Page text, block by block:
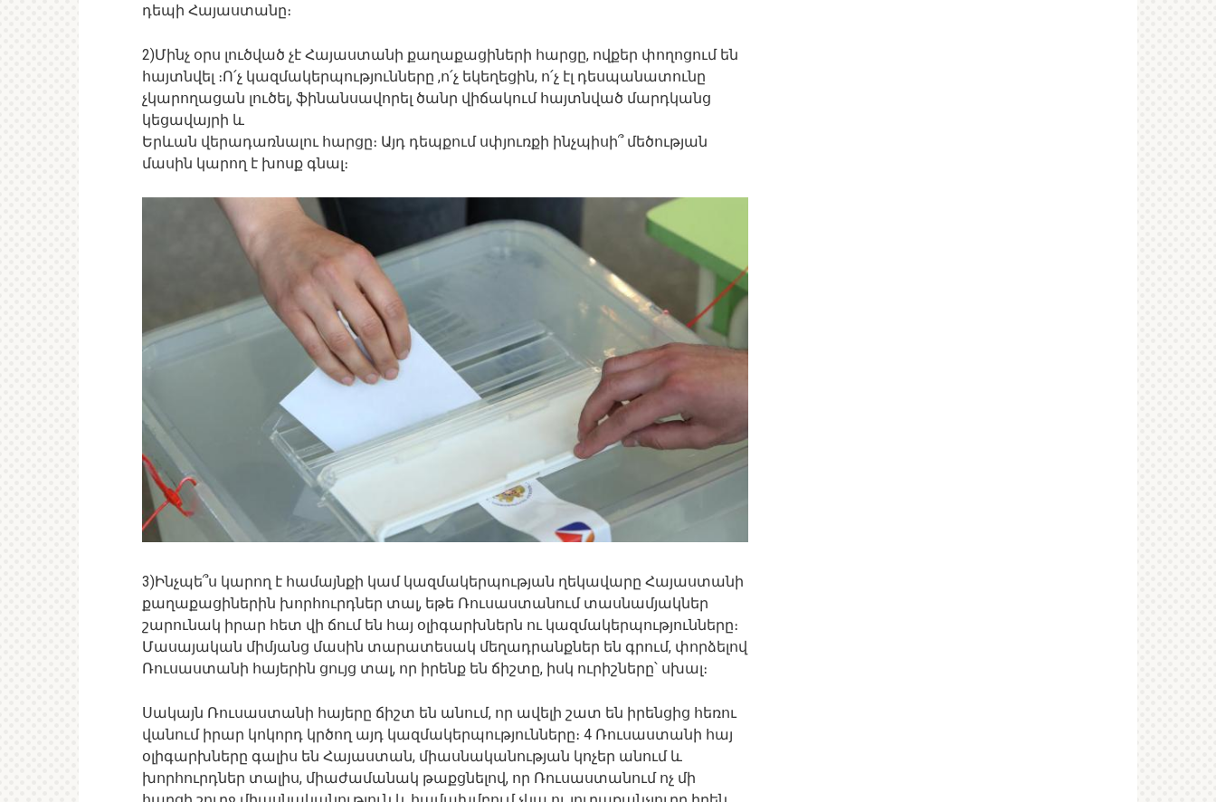
դեպի Հայաստանը։
2)Մինչ օրս լուծված չէ Հայաստանի քաղաքացիների հարցը, ովքեր փողոցում են
հայտնվել ։Ո՛չ կազմակերպությունները ,ո՛չ եկեղեցին, ո՛չ էլ դեսպանատունը
չկարողացան լուծել, ֆինանսավորել ծանր վիճակում հայտնված մարդկանց
կեցավայրի և
Երևան վերադառնալու հարցը։ Այդ դեպքում սփյուռքի ինչպիսի՞ մեծության
մասին կարող է խոսք գնալ։
3)Ինչպե՞ս կարող է համայնքի կամ կազմակերպության ղեկավարը Հայաստանի
քաղաքացիներին խորհուրդներ տալ, եթե Ռուսաստանում տասնամյակներ
շարունակ իրար հետ վի ճում են հայ օլիգարխներն ու կազմակերպությունները։
Մասայական միմյանց մասին տարատեսակ մեղադրանքներ են գրում, փորձելով
Ռուսաստանի հայերին ցույց տալ, որ իրենք են ճիշտը, իսկ ուրիշները՝ սխալ։
Սակայն Ռուսաստանի հայերը ճիշտ են անում, որ ավելի շատ են իրենցից հեռու
վանում իրար կոկորդ կրծող այդ կազմակերպությունները։ 4 Ռուսաստանի հայ
օլիգարխները գալիս են Հայաստան, միասնականության կոչեր անում և
խորհուրդներ տալիս, միաժամանակ թաքցնելով, որ Ռուսաստանում ոչ մի